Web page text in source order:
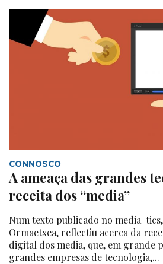
CONNOSCO
A ameaça das grandes
receita dos “media”
Num texto publicado no media-
Ormaetxea, reflectiu acerca da
digital dos media, que, em grande
grandes empresas de tecnologia,...